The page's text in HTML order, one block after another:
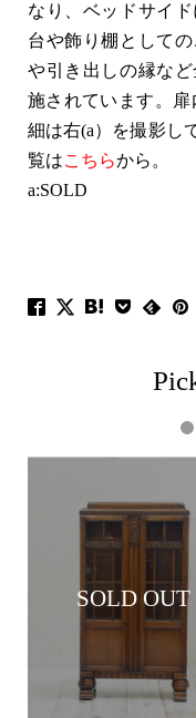
なり、ベッドサイ
台や飾り棚として
や引き出しの縁な
施されています。
細は右(a）を撮影し
覧はこちらから。
a:SOLD
SOLD OUT
1